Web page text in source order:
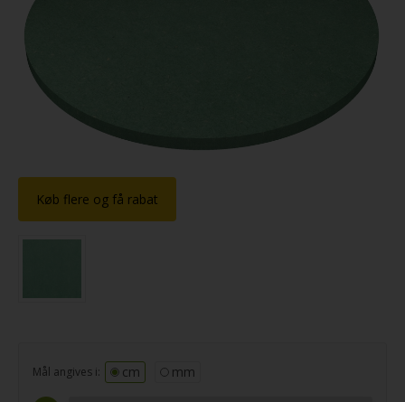
Køb flere og få rabat
Mål angives i: cm mm